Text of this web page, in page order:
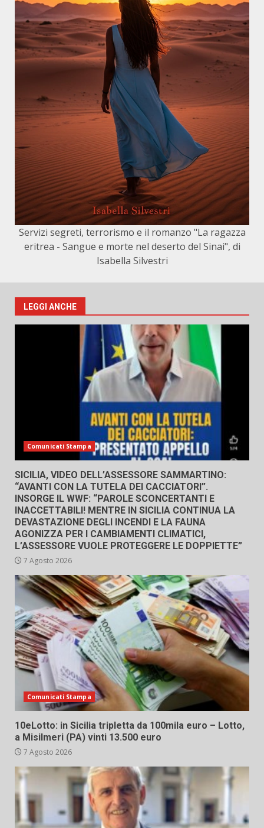
Servizi segreti, terrorismo e il romanzo "La ragazza
eritrea - Sangue e morte nel deserto del Sinai", di
Isabella Silvestri
LEGGI ANCHE
Comunicati Stampa
SICILIA, VIDEO DELL’ASSESSORE SAMMARTINO:
“AVANTI CON LA TUTELA DEI CACCIATORI”.
INSORGE IL WWF: “PAROLE SCONCERTANTI E
INACCETTABILI! MENTRE IN SICILIA CONTINUA LA
DEVASTAZIONE DEGLI INCENDI E LA FAUNA
AGONIZZA PER I CAMBIAMENTI CLIMATICI,
L’ASSESSORE VUOLE PROTEGGERE LE DOPPIETTE”
7 Agosto 2026
Comunicati Stampa
10eLotto: in Sicilia tripletta da 100mila euro – Lotto,
a Misilmeri (PA) vinti 13.500 euro
7 Agosto 2026